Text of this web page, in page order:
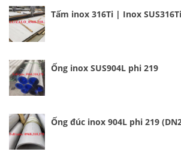
Tấm inox 316Ti | Inox SUS316Ti
Ống inox SUS904L phi 219
Ống đúc inox 904L phi 219